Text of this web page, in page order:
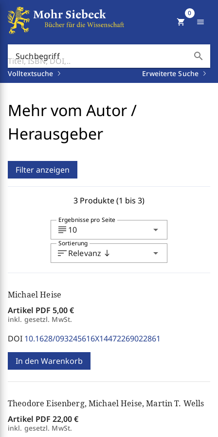
Suchbegriff search
Volltextsuche Erweiterte Suche
shopping_cart
0
menu
Mehr vom Autor /
Herausgeber
Filter anzeigen
3 Produkte (1 bis 3)
subject 10 arrow_drop_down
Ergebnisse pro Seite
sortRelevanz south arrow_drop_down
Sortierung
Michael Heise
Artikel PDF 5,00 €
inkl. gesetzl. MwSt.
DOI 10.1628/093245616X14472269022861
In den Warenkorb
Theodore Eisenberg, Michael Heise, Martin T. Wells
Artikel PDF 22,00 €
inkl. gesetzl. MwSt.